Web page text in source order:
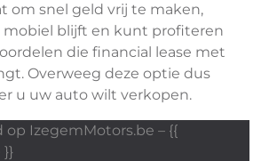
om snel geld vrij te maken,
blijft en kunt profiteren
die financial lease met
Overweeg deze optie dus
u uw auto wilt verkopen.
op IzegemMotors.be – {{